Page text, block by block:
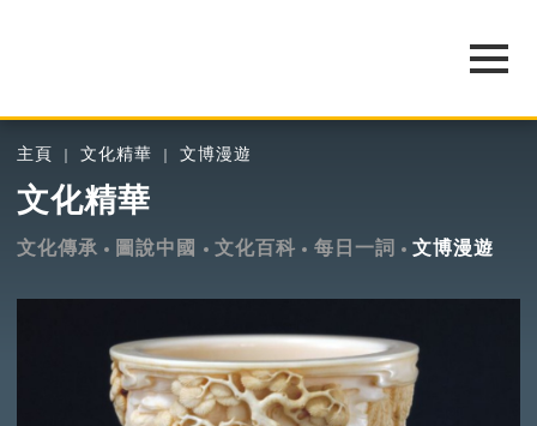
主頁 文化精華 文博漫遊
文化精華
文化傳承 圖說中國 文化百科 每日一詞 文博漫遊